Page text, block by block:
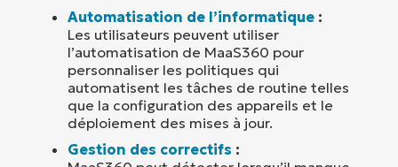
Automatisation de l’informatique :
Les utilisateurs peuvent utiliser
l’automatisation de MaaS360 pour
personnaliser les politiques qui
automatisent les tâches de routine telles
que la configuration des appareils et le
déploiement des mises à jour.
Gestion des correctifs :